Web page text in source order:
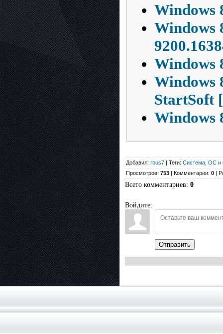
Windows
Windows
Windows
Windows
StartSoft
Windows
Добавил: rbus7 | Теги: Система ОС и
Просмотров: 753 | Комментарии: 0 |
Всего комментариев: 0
Войдите:
Отправить